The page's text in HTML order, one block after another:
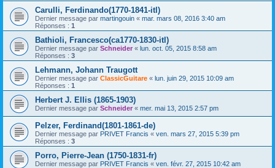
Carulli, Ferdinando(1770-1841-itl)
Dernier message par martingouin « mar. mars 08, 2016 3:40 am
Réponses : 1
Bathioli, Francesco(ca1770-1830-itl)
Dernier message par Schneider « lun. oct. 05, 2015 8:58 am
Réponses : 3
Lehmann, Johann Traugott
Dernier message par ClassicGuitare « lun. juin 29, 2015 10:09 am
Réponses : 1
Herbert J. Ellis (1865-1903)
Dernier message par Schneider « mer. mai 13, 2015 2:57 pm
Pelzer, Ferdinand(1801-1861-de)
Dernier message par PRIVET Francis « ven. mars 27, 2015 5:39 pm
Réponses : 3
Porro, Pierre-Jean (1750-1831-fr)
Dernier message par PRIVET Francis « ven. févr. 27, 2015 10:42 am